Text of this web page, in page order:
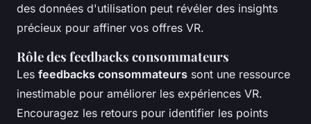
des données d'utilisation peut révéler des insights
précieux pour affiner vos offres VR.
Rôle des feedbacks consommateurs
Les feedbacks consommateurs sont une ressource
inestimable pour améliorer les expériences VR.
Encouragez les retours pour identifier les points